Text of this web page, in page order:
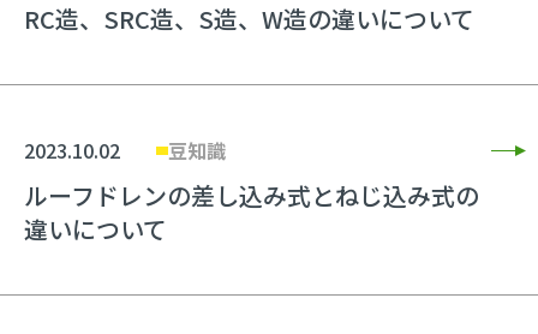
RC造、SRC造、S造、W造の違いについて
2023.10.02 豆知識
ルーフドレンの差し込み式とねじ込み式の
違いについて